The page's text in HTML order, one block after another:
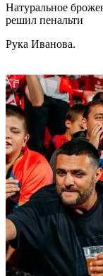
Натуральное
решил пенальти
Рука Иванова.